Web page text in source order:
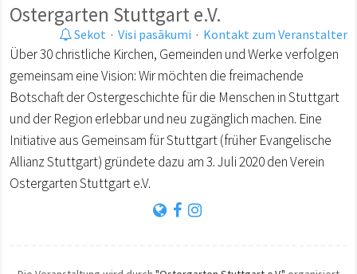
Ostergarten Stuttgart e.V.
Sekot · Visi pasākumi · Kontakt zum Veranstalter
Über 30 christliche Kirchen, Gemeinden und Werke verfolgen
gemeinsam eine Vision: Wir möchten die freimachende
Botschaft der Ostergeschichte für die Menschen in Stuttgart
und der Region erlebbar und neu zugänglich machen. Eine
Initiative aus Gemeinsam für Stuttgart (früher Evangelische
Allianz Stuttgart) gründete dazu am 3. Juli 2020 den Verein
Ostergarten Stuttgart e.V.